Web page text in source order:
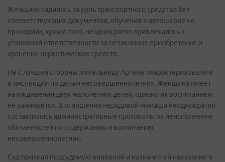
Женщина садилась за руль транспортного средства без
соответствующих документов, обучения в автошколе не
проходила, кроме того, неоднократно привлекалась к
уголовной ответственности за незаконное приобретение и
хранение наркотических средств.
Не с лучшей стороны жительницу Артему охарактеризовали и
в инспекции по делам несовершеннолетних. Женщина имеет
на иждивении двух малолетних детей, однако их воспитанием
не занимается. В отношении нерадивой мамаши неоднократно
составлялись административные протоколы за неисполнение
обязанностей по содержанию и воспитанию
несовершеннолетних.
Суд признал подсудимую виновной и назначил ей наказание в